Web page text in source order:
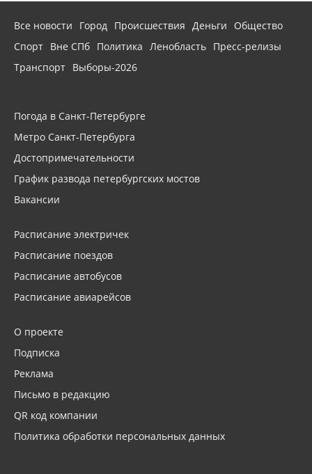
Все новости Город Происшествия Деньги
Общество
Спорт Вне СПб Политика Ленобласть Пресс-релизы
Транспорт Выборы-2026
Погода в Санкт-Петербурге
Метро Санкт-Петербурга
Достопримечательности
График развода петербургских мостов
Вакансии
Расписание электричек
Расписание поездов
Расписание автобусов
Расписание авиарейсов
О проекте
Подписка
Реклама
Письмо в редакцию
QR код компании
Политика обработки персональных данных